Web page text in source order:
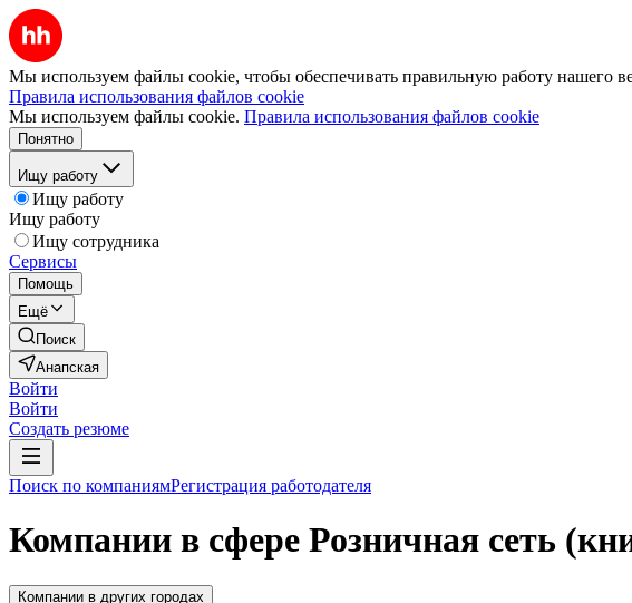
Мы используем файлы cookie, чтобы обеспечивать правильную работу нашего
Правила использования файлов cookie
Мы используем файлы cookie. Правила использования файлов cookie
Понятно
Ищу работу
Ищу работу
Ищу работу
Ищу сотрудника
Сервисы
Помощь
Ещё
Поиск
Анапская
Войти
Войти
Создать резюме
Поиск по компаниямРегистрация работодателя
Компании в сфере Розничная сеть
Компании в других городах